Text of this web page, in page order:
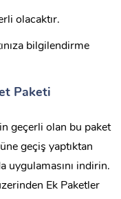
olacaktır.
bilgilendirme
Paketi
geçerli olan bu paket
geçiş yaptıktan
uygulamasını indirin.
Ek Paketler